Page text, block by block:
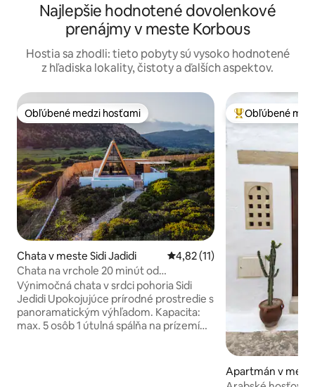
Najlepšie hodnotené dovolenkové
prenájmy v meste Korbous
Hostia sa zhodli: tieto pobyty sú vysoko hodnotené
z hľadiska lokality, čistoty a ďalších aspektov.
Obľúbené medzi hosťami
Obľúbené medzi hosťami
Chata v meste Sidi Jadidi Priemerné ohodnotenie 4,82
4,82 (11)
Chata na vrchole 20 minút od
Hammametu
Výnimočná chata v srdci pohoria Sidi
Jedidi Upokojujúce prírodné prostredie s
panoramatickým výhľadom. Kapacita:
max. 5 osôb 1 útulná spálňa na prízemí
Najobľúbenejšie
Obľúbené
Apartmán v